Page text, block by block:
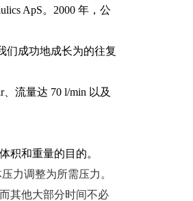
ApS。2000 年，公
们成功地成长为的往复
流量达 70 l/min 以及
积和重量的目的。
力调整为所需压力。
其他大部分时间不必